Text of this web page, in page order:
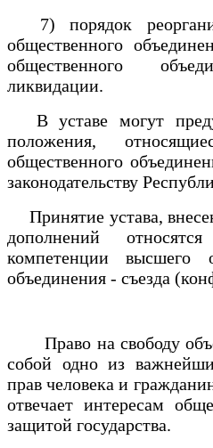
7) порядок
общественного
общественного
ликвидации.
В уставе могут
положения,
общественного
законодательству
Принятие устава,
дополнений
компетенции высшего
объединения - съезда
Право на свободу
собой одно из
прав человека и
отвечает интересам
защитой государства.